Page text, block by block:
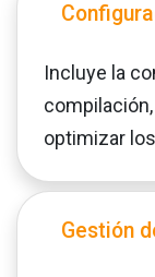
Incluye la
optimizar
Gestión